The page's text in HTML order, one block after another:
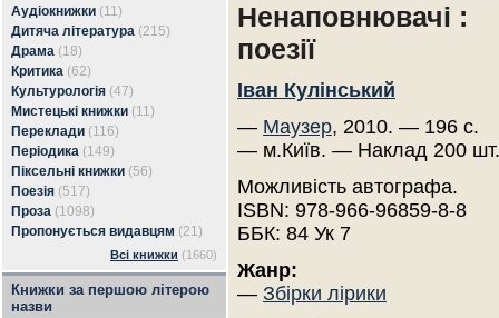
Аудіокнижки (11)
Дитяча література (215)
Драма (18)
Критика (62)
Культурологія (47)
Мистецькі книжки (11)
Переклади (116)
Періодика (149)
Піксельні книжки (56)
Поезія (517)
Проза (1098)
Пропонується видавцям (21)
Всі книжки (1660)
Книжки за першою літерою
назви
Ненаповнювачі :
поезії
Іван Кулінський
— Маузер, 2010. — 196 с.
— м.Київ. — Наклад 200 шт.
Можливість автографа.
ISBN: 978-966-96859-8-8
ББК: 84 Ук 7
Жанр:
— Збірки лірики